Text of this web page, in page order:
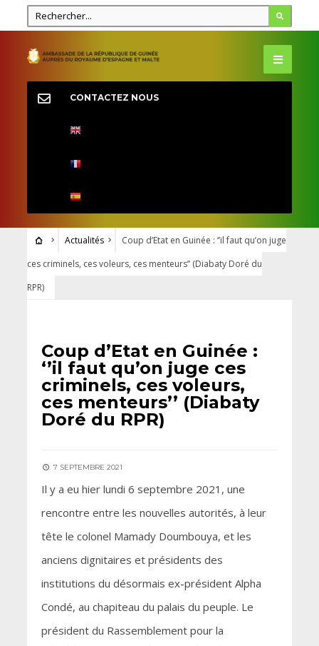
CONTACTEZ NOUS
Actualités
Coup d’Etat en Guinée : ‘’il faut qu’on juge
ces criminels, ces voleurs, ces menteurs’’ (Diabaty Doré du
RPR)
Coup d’Etat en Guinée :
‘’il faut qu’on juge ces
criminels, ces voleurs,
ces menteurs’’ (Diabaty
Doré du RPR)
7 SEPTEMBRE 2021
Il y a eu hier lundi 6 septembre 2021, une
rencontre entre les nouvelles autorités, à leur
tête le colonel Mamady Doumbouya, et les
anciens dignitaires et présidents des
institutions du désormais ex-président Alpha
Condé, au chapiteau du palais du peuple. Le
président du Rassemblement pour la